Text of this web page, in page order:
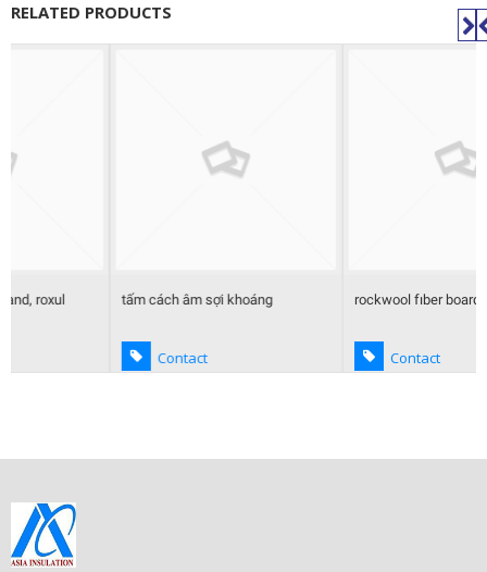
RELATED PRODUCTS
tấm cách âm sợi khoáng rockwool fıber board/slab